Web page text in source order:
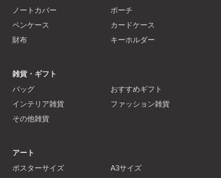
ノートカバー
ポーチ
ペンケース
カードケース
財布
キーホルダー
雑貨・ギフト
バッグ
おすすめギフト
インテリア雑貨
ファッション雑貨
その他雑貨
アート
ポスターサイズ
A3サイズ